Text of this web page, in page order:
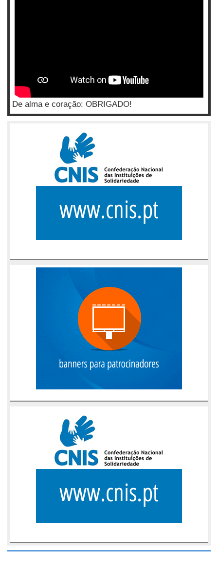
De alma e coração: OBRIGADO!